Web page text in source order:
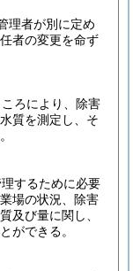
理者が別に定め
者の変更を命ず
ろにより、除害
質を測定し、そ
するために必要
場の状況、除害
及び量に関し、
ができる。